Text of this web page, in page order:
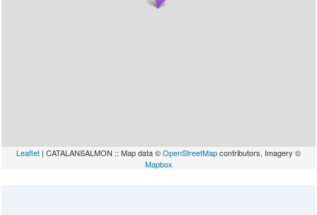
Leaflet | CATALANSALMON :: Map data ©OpenStreetMapcontributors, Imagery ©
Mapbox